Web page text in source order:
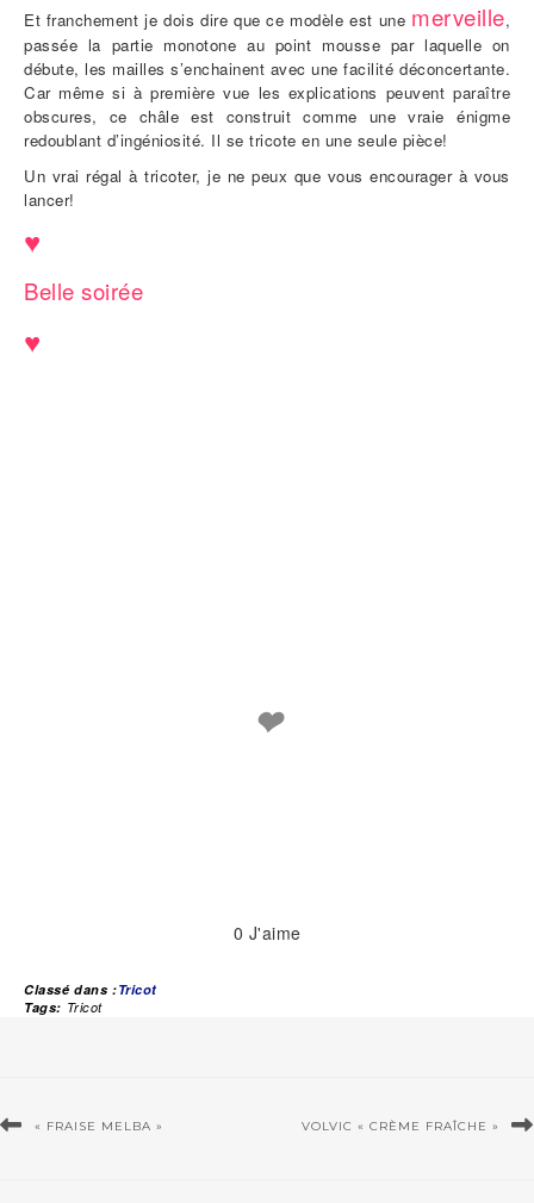
Et franchement je dois dire que ce modèle est une merveille,
passée la partie monotone au point mousse par laquelle on
débute, les mailles s’enchainent avec une facilité déconcertante.
Car même si à première vue les explications peuvent paraître
obscures, ce châle est construit comme une vraie énigme
redoublant d’ingéniosité. Il se tricote en une seule pièce!
Un vrai régal à tricoter, je ne peux que vous encourager à vous
lancer!
♥
Belle soirée
♥
❤
0 J'aime
Classé dans :Tricot
Tags: Tricot
« FRAISE MELBA » VOLVIC « CRÈME FRAÎCHE »